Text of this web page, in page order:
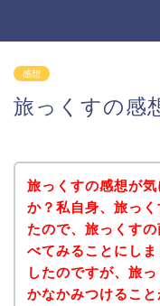
感想
旅っくすの感
旅っくすの感想が
か？私自身、旅っ
たので、旅っくす
べてみることにし
したのですが、旅
かなかみつけるこ